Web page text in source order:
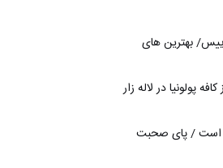
جری لوییس/ بهترین های
پولونیا در لاله زار
است / پای صحبت